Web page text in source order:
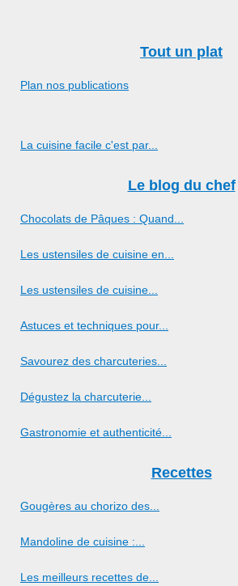
Tout un plat
Plan nos publications
La cuisine facile c'est par...
Le blog du chef
Chocolats de Pâques : Quand...
Les ustensiles de cuisine en...
Les ustensiles de cuisine...
Astuces et techniques pour...
Savourez des charcuteries...
Dégustez la charcuterie...
Gastronomie et authenticité...
Recettes
Gougères au chorizo des...
Mandoline de cuisine :...
Les meilleurs recettes de...